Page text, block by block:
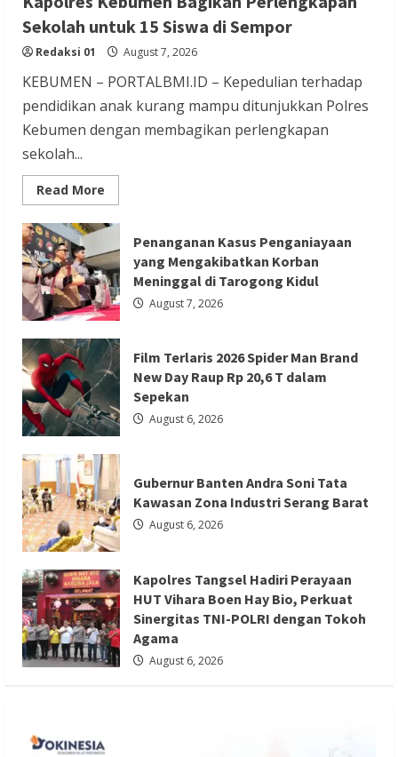
Berita Trending
Film Terlaris 2026 Spider Man Brand New
Day Raup Rp 20,6 T dalam Sepekan
Redaksi 01 August 6, 2026
Berita Ekonomi dan Bisnis
Berita Nasional
Berita Terbaru
Gubernur Banten Andra Soni Tata
Kawasan Zona Industri Serang Barat
Redaksi 01
Berita Agama
Berita Trending
Kapolres Tangsel Hadiri Perayaan HUT
Vihara Boen Hay Bio, Perkuat Sinergitas
TNI-POLRI dengan Tokoh Agama
Redaksi 01 August 6, 2026
Sekolah untuk 15 Siswa di Sempor
Redaksi 01 August 7, 2026
KEBUMEN – PORTALBMI.ID – Kepedulian terhadap
pendidikan anak kurang mampu ditunjukkan Polres
Kebumen dengan membagikan perlengkapan
sekolah...
Read More
more
Kapolres
Kebumen
Bagikan
Perlengkapan
Sekolah
untuk
15
Siswa
di
Sempor
Penanganan Kasus Penganiayaan
yang Mengakibatkan Korban
Meninggal di Tarogong Kidul
August 7, 2026
Film Terlaris 2026 Spider Man Brand
New Day Raup Rp 20,6 T dalam
Sepekan
August 6, 2026
Gubernur Banten Andra Soni Tata
Kawasan Zona Industri Serang Barat
August 6, 2026
Kapolres Tangsel Hadiri Perayaan
HUT Vihara Boen Hay Bio, Perkuat
Sinergitas TNI-POLRI dengan Tokoh
Agama
August 6, 2026